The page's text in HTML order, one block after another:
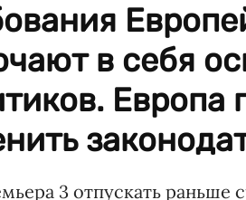
в себя
Европа
3 отпускать раньше